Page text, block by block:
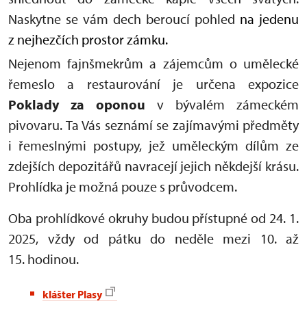
Naskytne se vám dech beroucí pohled na jedenu
z nejhezčích prostor zámku.
Nejenom fajnšmekrům a zájemcům o umělecké
řemeslo a restaurování je určena expozice
Poklady za oponou v bývalém zámeckém
pivovaru. Ta Vás seznámí se zajímavými předměty
i řemeslnými postupy, jež uměleckým dílům ze
zdejších depozitářů navracejí jejich někdejší krásu.
Prohlídka je možná pouze s průvodcem.
Oba prohlídkové okruhy budou přístupné od 24. 1.
2025, vždy od pátku do neděle mezi 10. až
15. hodinou.
klášter Plasy